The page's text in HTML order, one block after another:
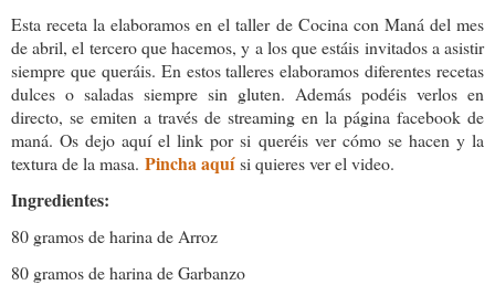
Esta receta la elaboramos en el taller de Cocina con Maná del mes
de abril, el tercero que hacemos, y a los que estáis invitados a asistir
siempre que queráis. En estos talleres elaboramos diferentes recetas
dulces o saladas siempre sin gluten. Además podéis verlos en
directo, se emiten a través de streaming en la página facebook de
maná. Os dejo aquí el link por si queréis ver cómo se hacen y la
textura de la masa. Pincha aquísi quieres ver el video.
Ingredientes:
80 gramos de harina de Arroz
80 gramos de harina de Garbanzo